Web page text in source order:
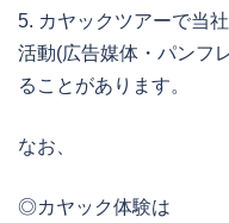
5. カヤックツアーで当
活動(広告媒体・パンフ
ることがあります。
なお、
◎カヤック体験は